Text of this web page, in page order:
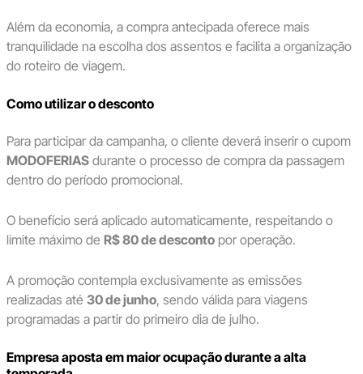
Além da economia, a compra antecipada oferece mais
tranquilidade na escolha dos assentos e facilita a organização
do roteiro de viagem.
Como utilizar o desconto
Para participar da campanha, o cliente deverá inserir o cupom
MODOFERIASdurante o processo de compra da passagem
dentro do período promocional.
O benefício será aplicado automaticamente, respeitando o
limite máximo de R$ 80 de descontopor operação.
A promoção contempla exclusivamente as emissões
realizadas até 30 de junho, sendo válida para viagens
programadas a partir do primeiro dia de julho.
Empresa aposta em maior ocupação durante a alta